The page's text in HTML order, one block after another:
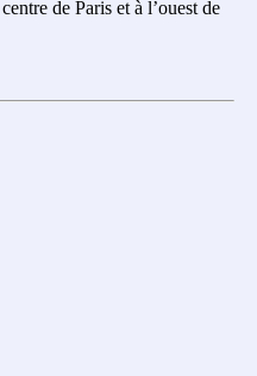
de Paris et à l’ouest de